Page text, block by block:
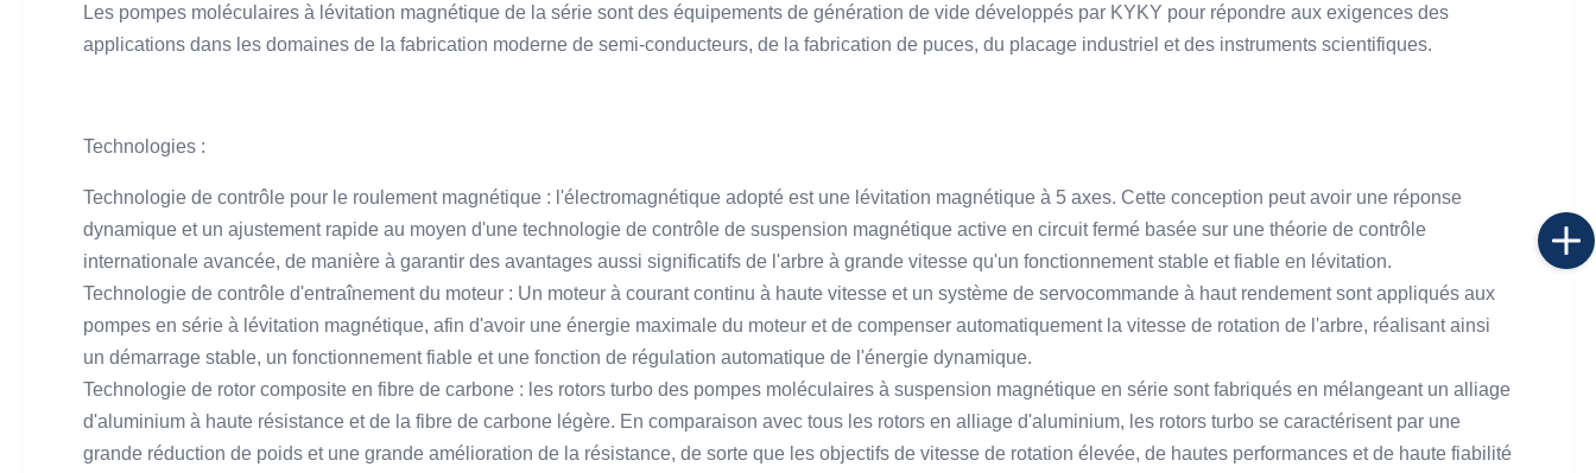
Les pompes moléculaires à lévitation magnétique de la série sont des équipements de génération de vide développés par KYKY pour répondre aux exigences des
applications dans les domaines de la fabrication moderne de semi-conducteurs, de la fabrication de puces, du placage industriel et des instruments scientifiques.
Technologies :
Technologie de contrôle pour le roulement magnétique : l'électromagnétique adopté est une lévitation magnétique à 5 axes. Cette conception peut avoir une réponse
dynamique et un ajustement rapide au moyen d'une technologie de contrôle de suspension magnétique active en circuit fermé basée sur une théorie de contrôle
internationale avancée, de manière à garantir des avantages aussi significatifs de l'arbre à grande vitesse qu'un fonctionnement stable et fiable en lévitation.
Technologie de contrôle d'entraînement du moteur : Un moteur à courant continu à haute vitesse et un système de servocommande à haut rendement sont appliqués aux
pompes en série à lévitation magnétique, afin d'avoir une énergie maximale du moteur et de compenser automatiquement la vitesse de rotation de l'arbre, réalisant ainsi
un démarrage stable, un fonctionnement fiable et une fonction de régulation automatique de l'énergie dynamique.
Technologie de rotor composite en fibre de carbone : les rotors turbo des pompes moléculaires à suspension magnétique en série sont fabriqués en mélangeant un alliage
d'aluminium à haute résistance et de la fibre de carbone légère. En comparaison avec tous les rotors en alliage d'aluminium, les rotors turbo se caractérisent par une
grande réduction de poids et une grande amélioration de la résistance, de sorte que les objectifs de vitesse de rotation élevée, de hautes performances et de haute fiabilité